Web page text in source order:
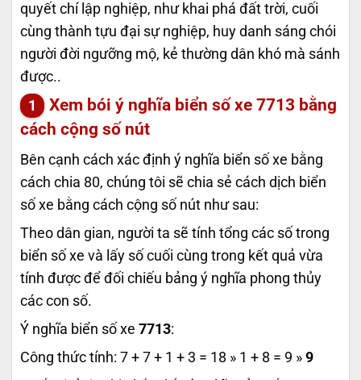
quyết chí lập nghiệp, như khai phá đất trời, cuối
cùng thành tựu đại sự nghiệp, huy danh sáng chói
người đời ngưỡng mộ, kẻ thường dân khó mà sánh
được..
Xem bói ý nghĩa biển số xe 7713 bằng
cách cộng số nút
Bên cạnh cách xác định ý nghĩa biển số xe bằng
cách chia 80, chúng tôi sẽ chia sẻ cách dịch biển
số xe bằng cách cộng số nút như sau:
Theo dân gian, người ta sẽ tính tổng các số trong
biển số xe và lấy số cuối cùng trong kết quả vừa
tính được để đối chiếu bảng ý nghĩa phong thủy
các con số.
Ý nghĩa biển số xe 7713:
Công thức tính: 7 + 7 + 1 + 3 = 18 » 1 + 8 = 9 » 9